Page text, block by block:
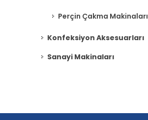
Perçin Çakma Makinaları
Konfeksiyon Aksesuarları
Sanayi Makinaları